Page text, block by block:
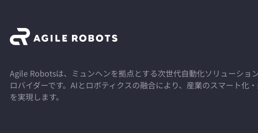
Agile Robotsは、ミュンヘンを拠点とする次世代自動化ソリューショ
ロバイダーです。AIとロボティクスの融合により、産業のスマート化
を実現します。